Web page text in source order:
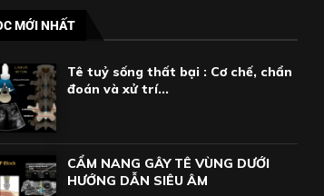
MỚI NHẤT
Tê tuỷ sống thất bại : Cơ chế, chẩn
đoán và xử trí...
CẨM NANG GÂY TÊ VÙNG DƯỚI
HƯỚNG DẪN SIÊU ÂM